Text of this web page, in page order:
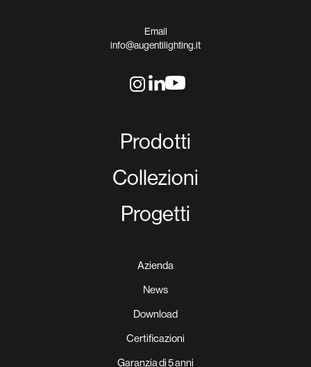
Email
info@augentilighting.it
Prodotti
Collezioni
Progetti
Azienda
News
Download
Certificazioni
Garanzia di 5 anni